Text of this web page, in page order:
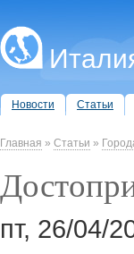
Новости Статьи
Главная » Статьи »
пт, 26/04/